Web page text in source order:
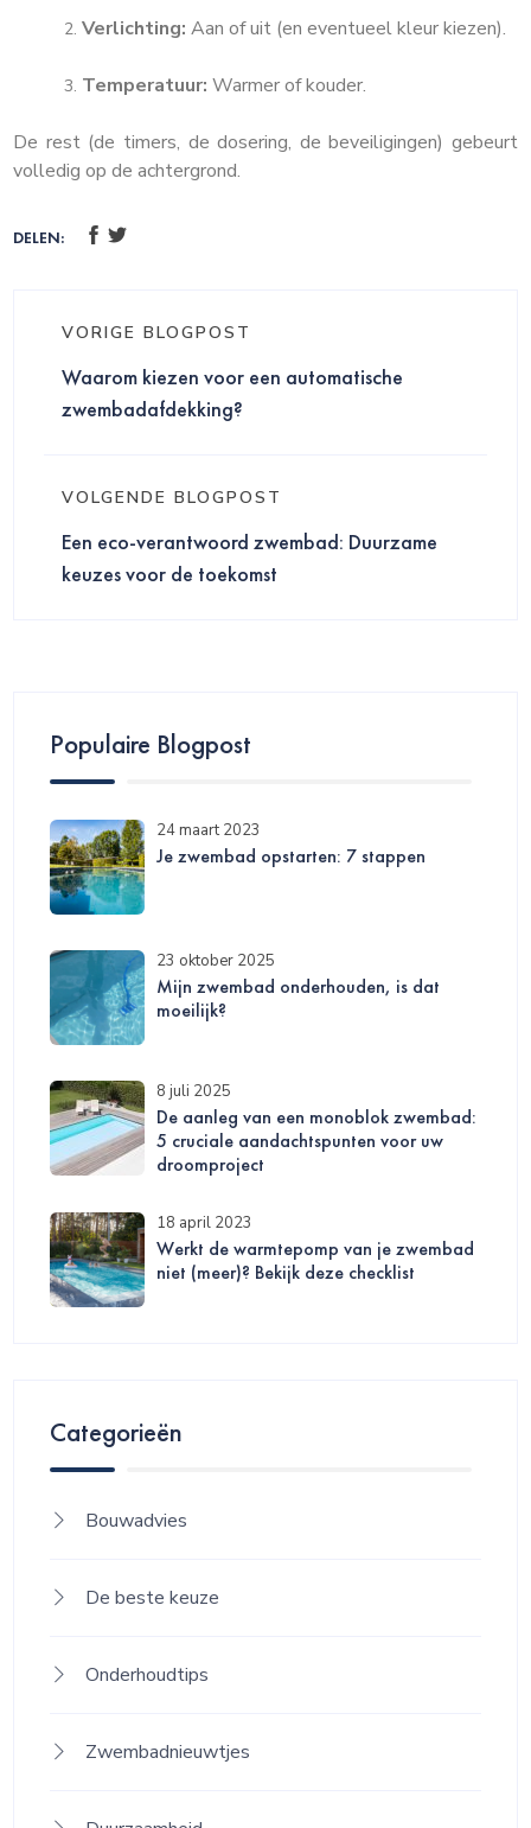
Verlichting: Aan of uit (en eventueel kleur kiezen).
Temperatuur: Warmer of kouder.
De rest (de timers, de dosering, de beveiligingen) gebeurt
volledig op de achtergrond.
DELEN:
VORIGE BLOGPOST
Waarom kiezen voor een automatische
zwembadafdekking?
VOLGENDE BLOGPOST
Een eco-verantwoord zwembad: Duurzame
keuzes voor de toekomst
Populaire Blogpost
24 maart 2023
Je zwembad opstarten: 7 stappen
23 oktober 2025
Mijn zwembad onderhouden, is dat
moeilijk?
8 juli 2025
De aanleg van een monoblok zwembad:
5 cruciale aandachtspunten voor uw
droomproject
18 april 2023
Werkt de warmtepomp van je zwembad
niet (meer)? Bekijk deze checklist
Categorieën
Bouwadvies
De beste keuze
Onderhoudtips
Zwembadnieuwtjes